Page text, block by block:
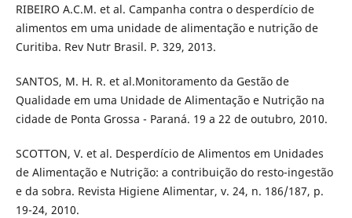
RIBEIRO A.C.M. et al. Campanha contra o desperdício de
alimentos em uma unidade de alimentação e nutrição de
Curitiba. Rev Nutr Brasil. P. 329, 2013.
SANTOS, M. H. R. et al.Monitoramento da Gestão de
Qualidade em uma Unidade de Alimentação e Nutrição na
cidade de Ponta Grossa - Paraná. 19 a 22 de outubro, 2010.
SCOTTON, V. et al. Desperdício de Alimentos em Unidades
de Alimentação e Nutrição: a contribuição do resto-ingestão
e da sobra. Revista Higiene Alimentar, v. 24, n. 186/187, p.
19-24, 2010.